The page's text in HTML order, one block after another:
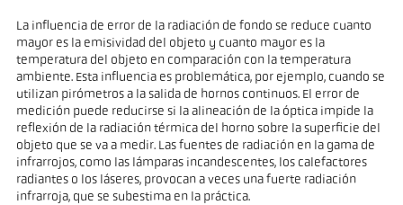
La influencia de error de la radiación de fondo se reduce cuanto
mayor es la emisividad del objeto y cuanto mayor es la
temperatura del objeto en comparación con la temperatura
ambiente. Esta influencia es problemática, por ejemplo, cuando se
utilizan pirómetros a la salida de hornos continuos. El error de
medición puede reducirse si la alineación de la óptica impide la
reflexión de la radiación térmica del horno sobre la superficie del
objeto que se va a medir. Las fuentes de radiación en la gama de
infrarrojos, como las lámparas incandescentes, los calefactores
radiantes o los láseres, provocan a veces una fuerte radiación
infrarroja, que se subestima en la práctica.